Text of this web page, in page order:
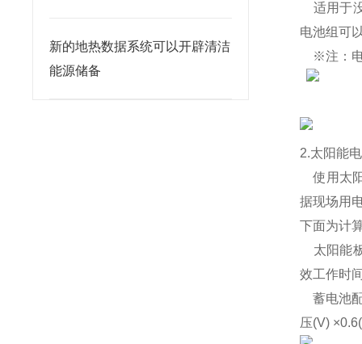
新的地热数据系统可以开辟清洁
能源储备
适用于
电池组可
※注：
2.太阳能
使用太
据现场用
下面为计
太阳能
效工作时
蓄电池
压(V) ×0.6(